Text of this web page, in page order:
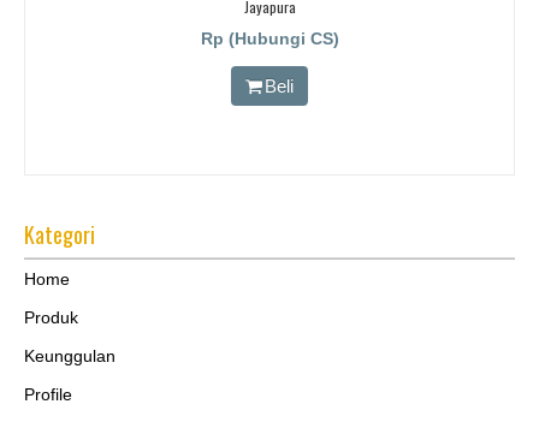
Jayapura
Rp (Hubungi CS)
Beli
Kategori
Home
Produk
Keunggulan
Profile